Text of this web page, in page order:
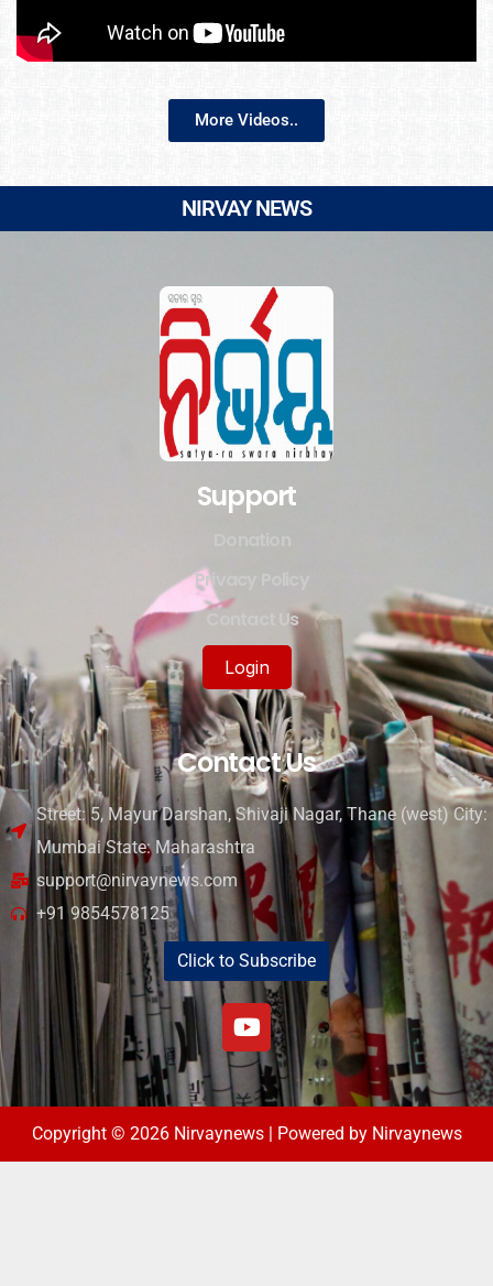
More Videos..
NIRVAY NEWS
Support
Privacy Policy
Contact Us
Login
Contact Us
Street: 5, Mayur Darshan, Shivaji Nagar, Thane (west) City:
Mumbai State: Maharashtra
support@nirvaynews.com
+91 9854578125
Click to Subscribe
Copyright © 2026 Nirvaynews | Powered by Nirvaynews